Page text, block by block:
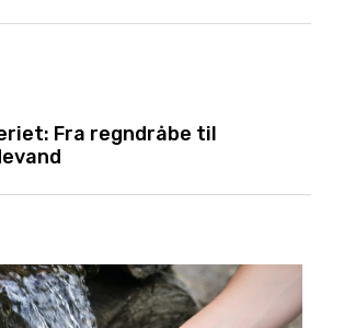
Fra regndråbe til